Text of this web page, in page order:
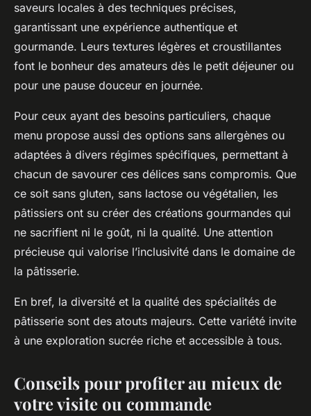
saveurs locales à des techniques précises,
garantissant une expérience authentique et
gourmande. Leurs textures légères et croustillantes
font le bonheur des amateurs dès le petit déjeuner ou
pour une pause douceur en journée.
Pour ceux ayant des besoins particuliers, chaque
menu propose aussi des options sans allergènes ou
adaptées à divers régimes spécifiques, permettant à
chacun de savourer ces délices sans compromis. Que
ce soit sans gluten, sans lactose ou végétalien, les
pâtissiers ont su créer des créations gourmandes qui
ne sacrifient ni le goût, ni la qualité. Une attention
précieuse qui valorise l’inclusivité dans le domaine de
la pâtisserie.
En bref, la diversité et la qualité des spécialités de
pâtisserie sont des atouts majeurs. Cette variété invite
à une exploration sucrée riche et accessible à tous.
Conseils pour profiter au mieux de
votre visite ou commande